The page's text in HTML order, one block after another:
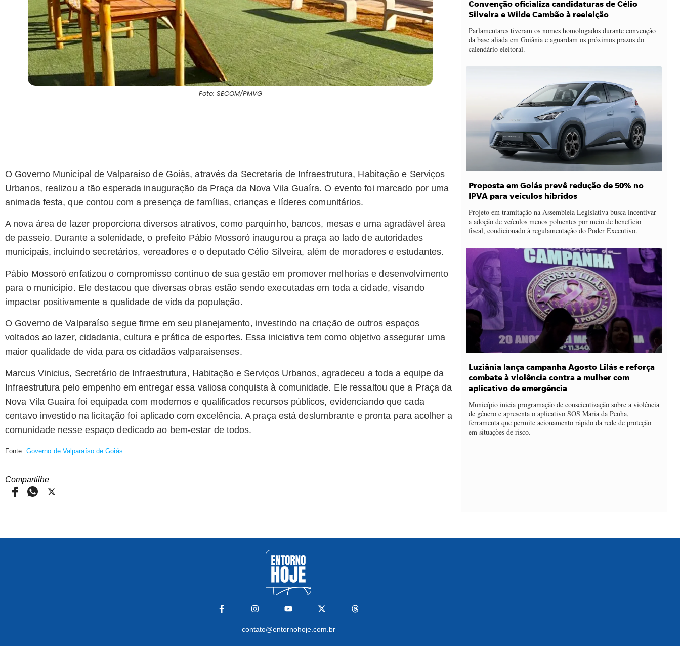
Foto: SECOM/PMVG
O Governo Municipal de Valparaíso de Goiás, através da Secretaria de Infraestrutura, Habitação e Serviços
Urbanos, realizou a tão esperada inauguração da Praça da Nova Vila Guaíra. O evento foi marcado por uma
animada festa, que contou com a presença de famílias, crianças e líderes comunitários.
A nova área de lazer proporciona diversos atrativos, como parquinho, bancos, mesas e uma agradável área
de passeio. Durante a solenidade, o prefeito Pábio Mossoró inaugurou a praça ao lado de autoridades
municipais, incluindo secretários, vereadores e o deputado Célio Silveira, além de moradores e estudantes.
Pábio Mossoró enfatizou o compromisso contínuo de sua gestão em promover melhorias e desenvolvimento
para o município. Ele destacou que diversas obras estão sendo executadas em toda a cidade, visando
impactar positivamente a qualidade de vida da população.
O Governo de Valparaíso segue firme em seu planejamento, investindo na criação de outros espaços
voltados ao lazer, cidadania, cultura e prática de esportes. Essa iniciativa tem como objetivo assegurar uma
maior qualidade de vida para os cidadãos valparaisenses.
Marcus Vinicius, Secretário de Infraestrutura, Habitação e Serviços Urbanos, agradeceu a toda a equipe da
Infraestrutura pelo empenho em entregar essa valiosa conquista à comunidade. Ele ressaltou que a Praça da
Nova Vila Guaíra foi equipada com modernos e qualificados recursos públicos, evidenciando que cada
centavo investido na licitação foi aplicado com excelência. A praça está deslumbrante e pronta para acolher a
comunidade nesse espaço dedicado ao bem-estar de todos.
Fonte: Governo de Valparaíso de Goiás.
Compartilhe
Convenção oficializa candidaturas de Célio
Silveira e Wilde Cambão à reeleição
Parlamentares tiveram os nomes homologados durante convenção
da base aliada em Goiânia e aguardam os próximos prazos do
calendário eleitoral.
Proposta em Goiás prevê redução de 50% no
IPVA para veículos híbridos
Projeto em tramitação na Assembleia Legislativa busca incentivar
a adoção de veículos menos poluentes por meio de benefício
fiscal, condicionado à regulamentação do Poder Executivo.
Luziânia lança campanha Agosto Lilás e reforça
combate à violência contra a mulher com
aplicativo de emergência
Município inicia programação de conscientização sobre a violência
de gênero e apresenta o aplicativo SOS Maria da Penha,
ferramenta que permite acionamento rápido da rede de proteção
em situações de risco.
contato@entornohoje.com.br